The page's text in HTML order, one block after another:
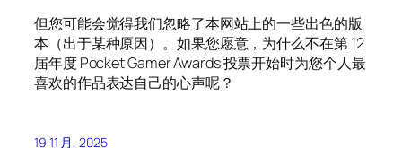
但您可能会觉得我们忽略了本网站上的一些出色的版
本（出于某种原因）。如果您愿意，为什么不在第 12
届年度 Pocket Gamer Awards 投票开始时为您个人最
喜欢的作品表达自己的心声呢？
19 11 月, 2025